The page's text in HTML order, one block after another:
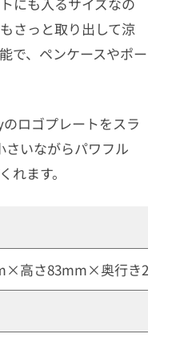
さっと取り出して涼
で、ペンケースやポー
ロゴプレートをスラ
いながらパワフル
れます。
高さ83mm×奥行き